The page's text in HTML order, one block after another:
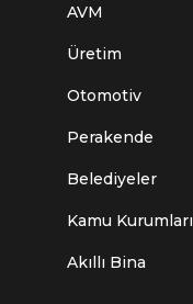
AVM
Üretim
Otomotiv
Perakende
Belediyeler
Kamu Kurumları
Akıllı Bina